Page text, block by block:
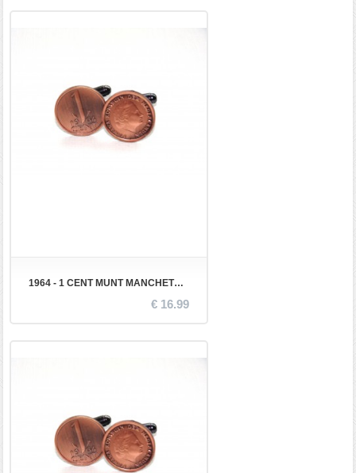
1964 - 1 CENT MUNT MANCHETKNOPEN
€ 16.99